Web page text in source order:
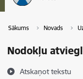
Sākums Novads
Nodokļu
Atskaņot tekstu